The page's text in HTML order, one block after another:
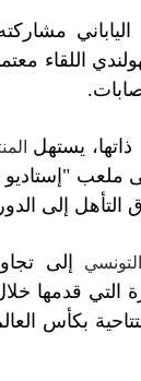
اللقاء
يستهل
ملعب
إلى الدور
إلى
التي قدمها
بكأس